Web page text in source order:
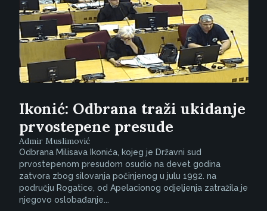
Ikonić: Odbrana traži ukidanje
prvostepene presude
Admir Muslimović
Odbrana Milisava Ikonića, kojeg je Državni sud
prvostepenom presudom osudio na devet godina
zatvora zbog silovanja počinjenog u julu 1992. na
području Rogatice, od Apelacionog odjeljenja zatražila je
njegovo oslobađanje...